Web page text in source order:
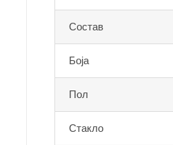
Состав
Боја
Пол
Стакло